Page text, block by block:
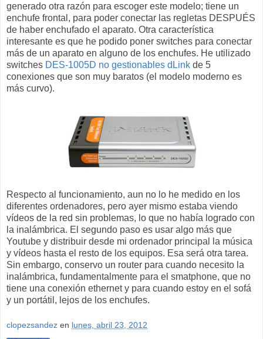
generado otra razón para escoger este modelo; tiene un
enchufe frontal, para poder conectar las regletas DESPUÉS
de haber enchufado el aparato. Otra característica
interesante es que he podido poner switches para conectar
más de un aparato en alguno de los enchufes. He utilizado
switches DES-1005D no gestionables dLink de 5
conexiones que son muy baratos (el modelo moderno es
más curvo).
Respecto al funcionamiento, aun no lo he medido en los
diferentes ordenadores, pero ayer mismo estaba viendo
vídeos de la red sin problemas, lo que no había logrado con
la inalámbrica. El segundo paso es usar algo más que
Youtube y distribuir desde mi ordenador principal la música
y vídeos hasta el resto de los equipos. Esa será otra tarea.
Sin embargo, conservo un router para cuando necesito la
inalámbrica, fundamentalmente para el smatphone, que no
tiene una conexión ethernet y para cuando estoy en el sofá
y un portátil, lejos de los enchufes.
clopezsandez en lunes, abril 23, 2012